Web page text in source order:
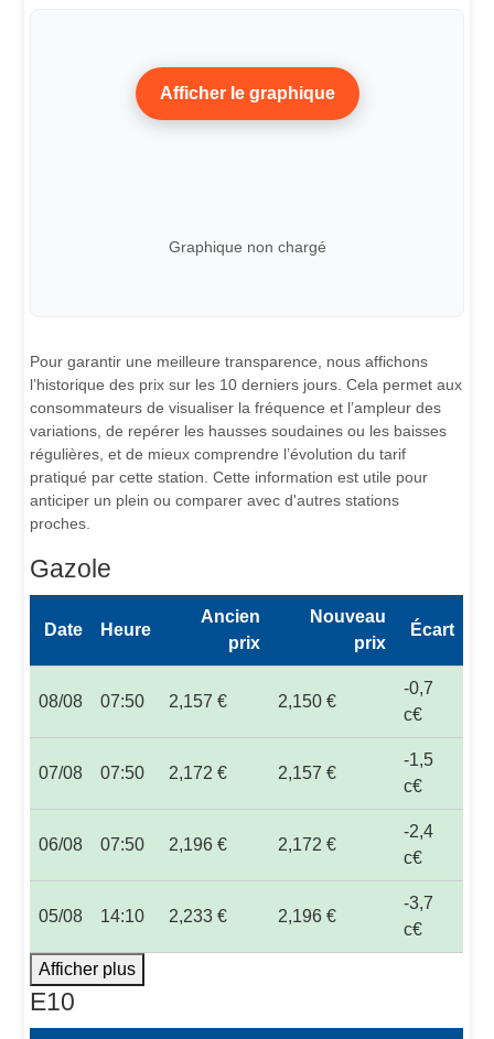
Afficher le graphique
Graphique non chargé
Pour garantir une meilleure transparence, nous affichons
l’historique des prix sur les 10 derniers jours. Cela permet aux
consommateurs de visualiser la fréquence et l’ampleur des
variations, de repérer les hausses soudaines ou les baisses
régulières, et de mieux comprendre l’évolution du tarif
pratiqué par cette station. Cette information est utile pour
anticiper un plein ou comparer avec d'autres stations
proches.
Gazole
Date Heure
Ancien
prix
Nouveau
prix
Écart
08/08 07:50 2,157 € 2,150 €
-0,7
c€
07/08 07:50 2,172 € 2,157 €
-1,5
c€
06/08 07:50 2,196 € 2,172 €
-2,4
c€
05/08 14:10 2,233 € 2,196 €
-3,7
c€
Afficher plus
E10